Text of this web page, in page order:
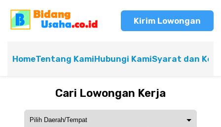
Kirim Lowongan
HomeTentang KamiHubungi KamiSyarat dan
Cari Lowongan Kerja